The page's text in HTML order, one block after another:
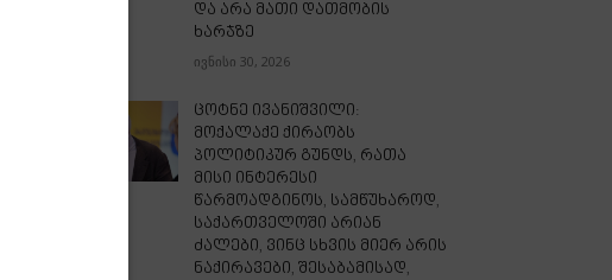
და არა მათი დათმობის
ხარჯზე
ივნისი 30, 2026
ცოტნე ივანიშვილი:
მოქალაქე ქირაობს
პოლიტიკურ გუნდს, რათა
მისი ინტერესი
წარმოადგინოს, სამწუხაროდ,
საქართველოში არიან
ძალები, ვინც სხვის მიერ არის
ნაქირავები, შესაბამისად,